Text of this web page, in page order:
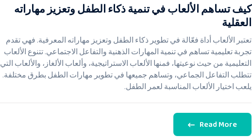
كيف تساهم الألعاب في تنمية ذكاء الطفل وتعزيز مهاراته
العقلية
تعتبر الألعاب أداة فعّالة في تطوير ذكاء الطفل وتعزيز مهاراته المعرفية. فهي تقدم
تجربة تعليمية تساهم في تنمية المهارات الذهنية والتفاعل الاجتماعي. تتنوع الألعاب
التعليمية من حيث نوعيتها، فمنها الألعاب الاستراتيجية، وألعاب الألغاز، والألعاب التي
تتطلب التفاعل الجماعي، وتساهم جميعها في تطوير مهارات الطفل بطرق مختلفة.
يلعب اختيار الألعاب المناسبة لعمر الطفل.
Read More